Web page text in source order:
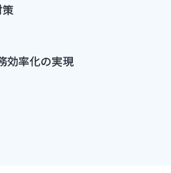
効率化の実現